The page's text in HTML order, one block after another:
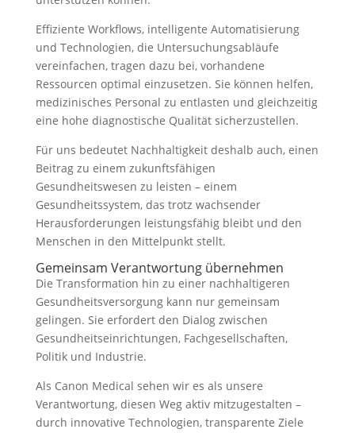
Effiziente Workflows, intelligente Automatisierung
und Technologien, die Untersuchungsabläufe
vereinfachen, tragen dazu bei, vorhandene
Ressourcen optimal einzusetzen. Sie können helfen,
medizinisches Personal zu entlasten und gleichzeitig
eine hohe diagnostische Qualität sicherzustellen.
Für uns bedeutet Nachhaltigkeit deshalb auch, einen
Beitrag zu einem zukunftsfähigen
Gesundheitswesen zu leisten – einem
Gesundheitssystem, das trotz wachsender
Herausforderungen leistungsfähig bleibt und den
Menschen in den Mittelpunkt stellt.
Gemeinsam Verantwortung übernehmen
Die Transformation hin zu einer nachhaltigeren
Gesundheitsversorgung kann nur gemeinsam
gelingen. Sie erfordert den Dialog zwischen
Gesundheitseinrichtungen, Fachgesellschaften,
Politik und Industrie.
Als Canon Medical sehen wir es als unsere
Verantwortung, diesen Weg aktiv mitzugestalten –
durch innovative Technologien, transparente Ziele